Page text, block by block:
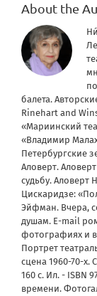
About the
балета.
Rinehart and
«Мариинский
«Владимир
Петербургские
Аловерт.
судьбу. Аловерт
Цискаридзе:
Эйфман. Вчера,
душам. E-mail
фотографиях и
Портрет
сцена 1960-70-х.
160 с. Ил. - ISBN
времени.